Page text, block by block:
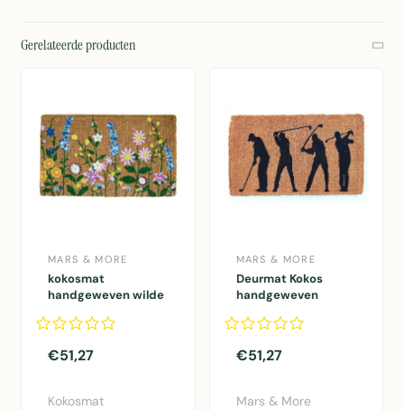
Gerelateerde producten
MARS & MORE
kokosmat
handgeweven wilde
€51,27
Kokosmat
MARS & MORE
Deurmat Kokos
handgeweven
€51,27
Mars & More